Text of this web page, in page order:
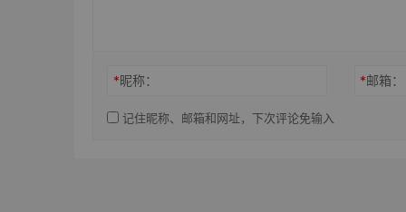
*昵称： *邮箱：
记住昵称、邮箱和网址，下次评论免输入